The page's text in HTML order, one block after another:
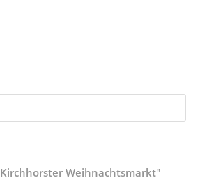
Kirchhorster Weihnachtsmarkt"